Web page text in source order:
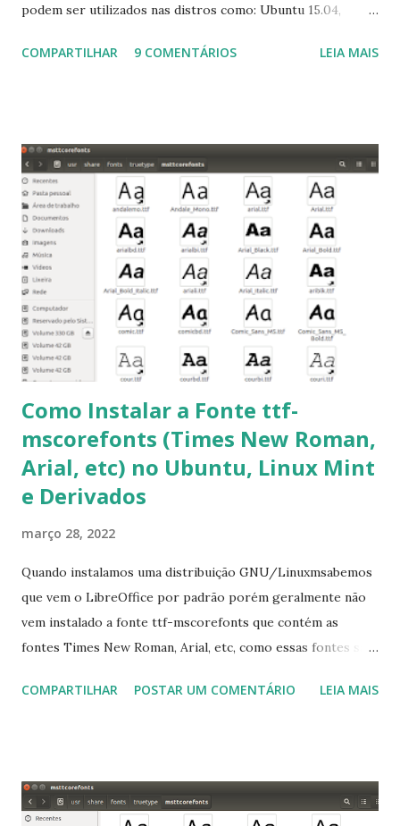
podem ser utilizados nas distros como: Ubuntu 15.04,
Linux Mint 17, Pinguy OS 14.04, Elementary OS 0.3, Deepin
para usuários iniciantes... 1- Atualizar a lista de pacotes: $
sudo apt-get update 2- Atualizar toda a distro: $ sudo apt-
get -f dist-upgrade ou update-manager -d -c 3- Instalar
pacotes: $ sudo apt-get install [nome do pacote] 4-
Procurar arquivos corrompidos: $ sudo apt-get check 5-
Corrigir problemas de dependências, concluir instalação de
pacotes pendentes e outros erros: $ sudo apt-get -f install
6- Se o comando sudo apt-get -f install nã...
COMPARTILHAR 9 COMENTÁRIOS LEIA MAIS
Como Instalar a Fonte ttf-
mscorefonts (Times New Roman,
Arial, etc) no Ubuntu, Linux Mint
e Derivados
março 28, 2022
Quando instalamos uma distribuição GNU/Linuxmsabemos
que vem o LibreOffice por padrão porém geralmente não
vem instalado a fonte ttf-mscorefonts que contém as
fontes Times New Roman, Arial, etc, como essas fontes são
a Associação Brasileira de Normas Técnicas (ABNT), exige
que contém essas fontes. Ao instalar o GNU/Linux abra o
terminal e execute o comando: $ sudo apt-get install ttf-
COMPARTILHAR POSTAR UM COMENTÁRIO LEIA MAIS